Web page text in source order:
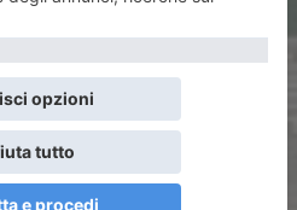
PRECEDENTE
che non c’è